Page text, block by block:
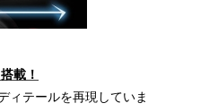
載！
ィテールを再現していま